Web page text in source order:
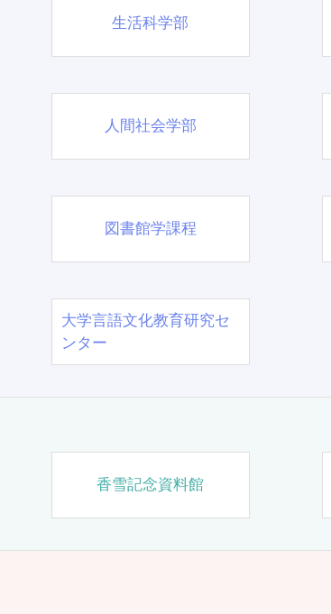
生活科学部
人間社会学部
図書館学課程
大学言語文化教育研究セ
ンター
香雪記念資料館